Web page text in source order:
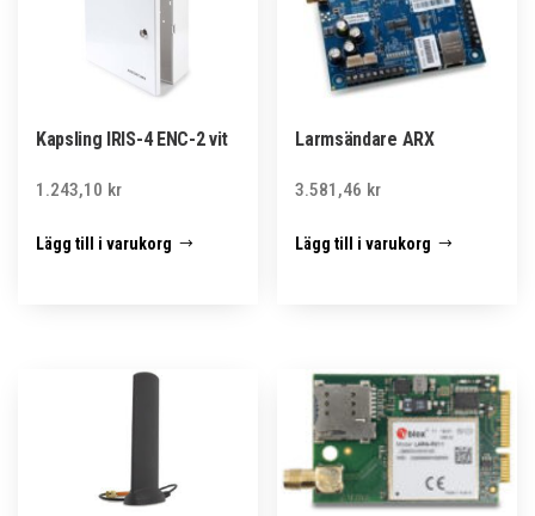
Kapsling IRIS-4 ENC-2 vit
1.243,10 kr
Lägg till i varukorg
Larmsändare ARX
3.581,46 kr
Lägg till i varukorg